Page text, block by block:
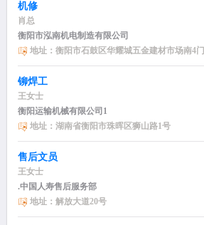
机修
肖总
衡阳市泓南机电制造有限公司
地址：衡阳市石鼓区华耀城五金建材市场南4
铆焊工
王女士
衡阳运输机械有限公司1
地址：湖南省衡阳市珠晖区狮山路1号
售后文员
王女士
.中国人寿售后服务部
地址：解放大道20号